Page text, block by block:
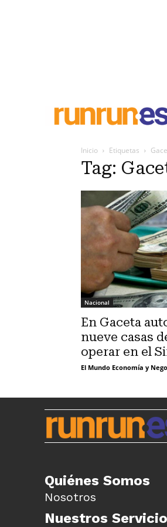
Inicio Etiquetas
Tag:
Nacional
En Gaceta
nueve casas
operar en el
El Mundo Economía y
Quiénes Somos
Nosotros
Nuestros